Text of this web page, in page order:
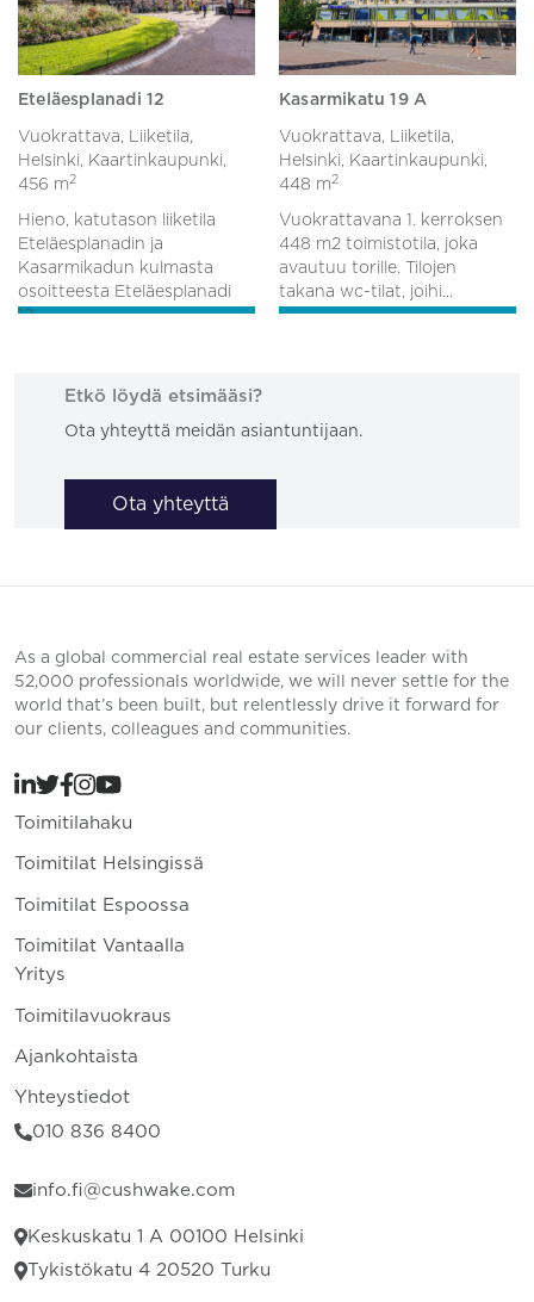
Eteläesplanadi 12
Vuokrattava, Liiketila,
Helsinki, Kaartinkaupunki,
456 m 2
Hieno, katutason liiketila
Eteläesplanadin ja
Kasarmikadun kulmasta
osoitteesta Eteläesplanadi
12....
Kasarmikatu 19 A
Vuokrattava, Liiketila,
Helsinki, Kaartinkaupunki,
448 m 2
Vuokrattavana 1. kerroksen
448 m2 toimistotila, joka
avautuu torille. Tilojen
takana wc-tilat, joihi...
Etkö löydä etsimääsi?
Ota yhteyttä meidän asiantuntijaan.
Ota yhteyttä
As a global commercial real estate services leader with
52,000 professionals worldwide, we will never settle for the
world that’s been built, but relentlessly drive it forward for
our clients, colleagues and communities.
Toimitilahaku
Toimitilat Helsingissä
Toimitilat Espoossa
Toimitilat Vantaalla
Yritys
Toimitilavuokraus
Ajankohtaista
Yhteystiedot
010 836 8400
info.fi@cushwake.com
Keskuskatu 1 A 00100 Helsinki
Tykistökatu 4 20520 Turku